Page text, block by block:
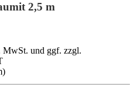
2,5 m
und ggf. zzgl.
)